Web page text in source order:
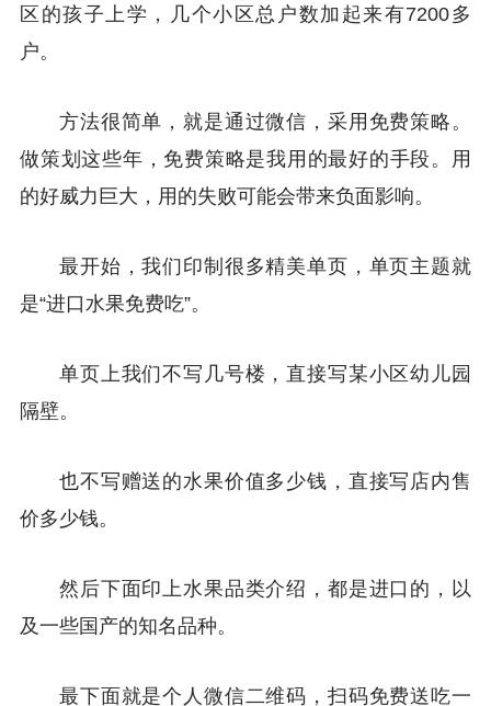
区的孩子上学，几个小区总户数加起来有7200多
户。
方法很简单，就是通过微信，采用免费策略。
做策划这些年，免费策略是我用的最好的手段。用
的好威力巨大，用的失败可能会带来负面影响。
最开始，我们印制很多精美单页，单页主题就
是“进口水果免费吃”。
单页上我们不写几号楼，直接写某小区幼儿园
隔壁。
也不写赠送的水果价值多少钱，直接写店内售
价多少钱。
然后下面印上水果品类介绍，都是进口的，以
及一些国产的知名品种。
最下面就是个人微信二维码，扫码免费送吃一